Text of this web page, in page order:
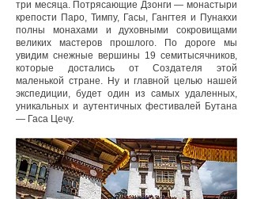
три месяца. Потрясающие Дзонги — монастыри
крепости Паро, Тимпу, Гасы, Гангтея и Пунакхи
полны монахами и духовными сокровищами
великих мастеров прошлого. По дороге мы
увидим снежные вершины 19 семитысячников,
которые достались от Создателя этой
маленькой стране. Ну и главной целью нашей
экспедиции, будет один из самых удаленных,
уникальных и аутентичных фестивалей Бутана
— Гаса Цечу.